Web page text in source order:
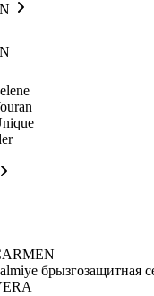
брызгозащитная